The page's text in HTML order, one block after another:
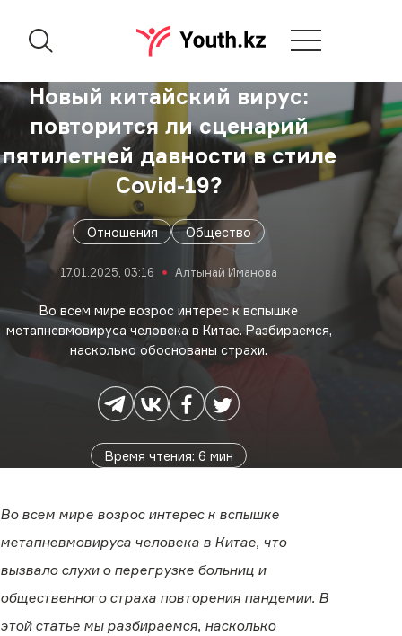
Новый китайский вирус:
повторится ли сценарий
пятилетней давности в стиле
Covid-19?
Отношения Общество
17.01.2025, 03:16 Алтынай Иманова
Во всем мире возрос интерес к вспышке
метапневмовируса человека в Китае. Разбираемся,
насколько обоснованы страхи.
Время чтения: 6 мин
Во всем мире возрос интерес к вспышке
метапневмовируса человека в Китае, что
вызвало слухи о перегрузке больниц и
общественного страха повторения пандемии. В
этой статье мы разбираемся, насколько